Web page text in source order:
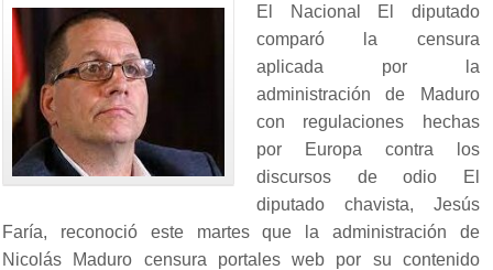
El Nacional El diputado
comparó la censura
aplicada por la
administración de Maduro
con regulaciones hechas
por Europa contra los
discursos de odio El
diputado chavista, Jesús
Faría, reconoció este martes que la administración de
Nicolás Maduro censura portales web por su contenido